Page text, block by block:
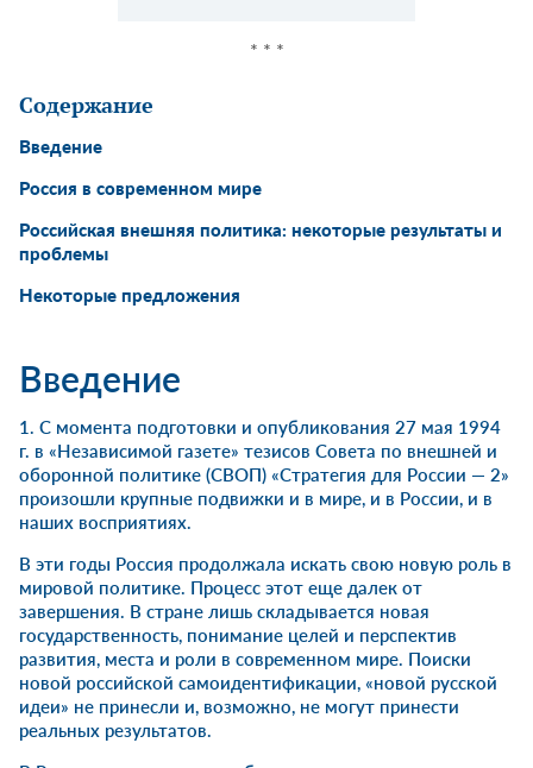
* * *
Содержание
Введение
Россия в современном мире
Российская внешняя политика: некоторые результаты и
проблемы
Некоторые предложения
Введение
1. С момента подготовки и опубликования 27 мая 1994
г. в «Независимой газете» тезисов Совета по внешней и
оборонной политике (СВОП) «Стратегия для России — 2»
произошли крупные подвижки и в мире, и в России, и в
наших восприятиях.
В эти годы Россия продолжала искать свою новую роль в
мировой политике. Процесс этот еще далек от
завершения. В стране лишь складывается новая
государственность, понимание целей и перспектив
развития, места и роли в современном мире. Поиски
новой российской самоидентификации, «новой русской
идеи» не принесли и, возможно, не могут принести
реальных результатов.